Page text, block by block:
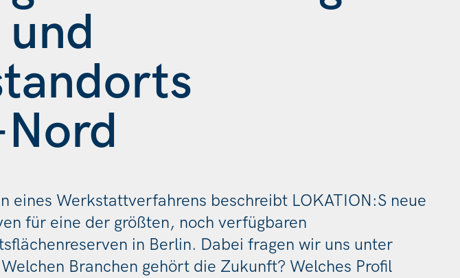
eines Werkstattverfahrens beschreibt LOKATION:S neue
für eine der größten, noch verfügbaren
in Berlin. Dabei fragen wir uns unter
Branchen gehört die Zukunft? Welches Profil